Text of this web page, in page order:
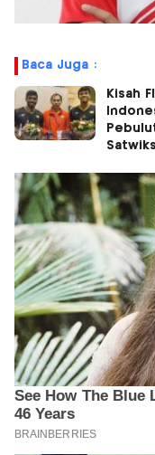
Baca Juga :
Kisah